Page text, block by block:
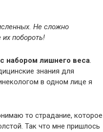
Не сложно
побороть!
набором лишнего веса.
знания для
в одном лице я
то страдание, которое
Так что мне пришлось